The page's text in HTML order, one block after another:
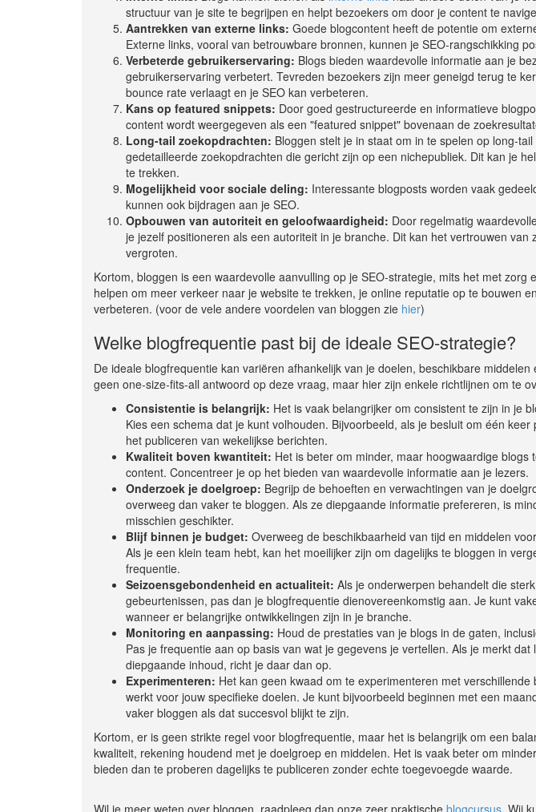
structuur van je site te begrijpen en helpt bezoekers om door je content te
Aantrekken van externe links: Goede blogcontent heeft de potentie om
Externe links, vooral van betrouwbare bronnen, kunnen je SEO-rangschikking
Verbeterde gebruikerservaring: Blogs bieden waardevolle informatie aan je
gebruikerservaring verbetert. Tevreden bezoekers zijn meer geneigd terug te
bounce rate verlaagt en je SEO kan verbeteren.
Kans op featured snippets: Door goed gestructureerde en informatieve
content wordt weergegeven als een "featured snippet" bovenaan de
Long-tail zoekopdrachten: Bloggen stelt je in staat om in te spelen op long-
gedetailleerde zoekopdrachten die gericht zijn op een nichepubliek. Dit kan je
te trekken.
Mogelijkheid voor sociale deling: Interessante blogposts worden vaak
kunnen ook bijdragen aan je SEO.
Opbouwen van autoriteit en geloofwaardigheid: Door regelmatig
je jezelf positioneren als een autoriteit in je branche. Dit kan het vertrouwen van
vergroten.
Kortom, bloggen is een waardevolle aanvulling op je SEO-strategie, mits het met zorg
helpen om meer verkeer naar je website te trekken, je online reputatie op te bouwen
verbeteren. (voor de vele andere voordelen van bloggen zie hier)
Welke blogfrequentie past bij de ideale SEO-strategie?
De ideale blogfrequentie kan variëren afhankelijk van je doelen, beschikbare
geen one-size-fits-all antwoord op deze vraag, maar hier zijn enkele richtlijnen om te
Consistentie is belangrijk: Het is vaak belangrijker om consistent te zijn in je
Kies een schema dat je kunt volhouden. Bijvoorbeeld, als je besluit om één
het publiceren van wekelijkse berichten.
Kwaliteit boven kwantiteit: Het is beter om minder, maar hoogwaardige
content. Concentreer je op het bieden van waardevolle informatie aan je lezers.
Onderzoek je doelgroep: Begrijp de behoeften en verwachtingen van je
overweeg dan vaker te bloggen. Als ze diepgaande informatie prefereren, is
misschien geschikter.
Blijf binnen je budget: Overweeg de beschikbaarheid van tijd en middelen
Als je een klein team hebt, kan het moeilijker zijn om dagelijks te bloggen in
frequentie.
Seizoensgebondenheid en actualiteit: Als je onderwerpen behandelt die
gebeurtenissen, pas dan je blogfrequentie dienovereenkomstig aan. Je kunt
wanneer er belangrijke ontwikkelingen zijn in je branche.
Monitoring en aanpassing: Houd de prestaties van je blogs in de gaten,
Pas je frequentie aan op basis van wat je gegevens je vertellen. Als je merkt
diepgaande inhoud, richt je daar dan op.
Experimenteren: Het kan geen kwaad om te experimenteren met
werkt voor jouw specifieke doelen. Je kunt bijvoorbeeld beginnen met een
vaker bloggen als dat succesvol blijkt te zijn.
Kortom, er is geen strikte regel voor blogfrequentie, maar het is belangrijk om een
kwaliteit, rekening houdend met je doelgroep en middelen. Het is vaak beter om
bieden dan te proberen dagelijks te publiceren zonder echte toegevoegde waarde.